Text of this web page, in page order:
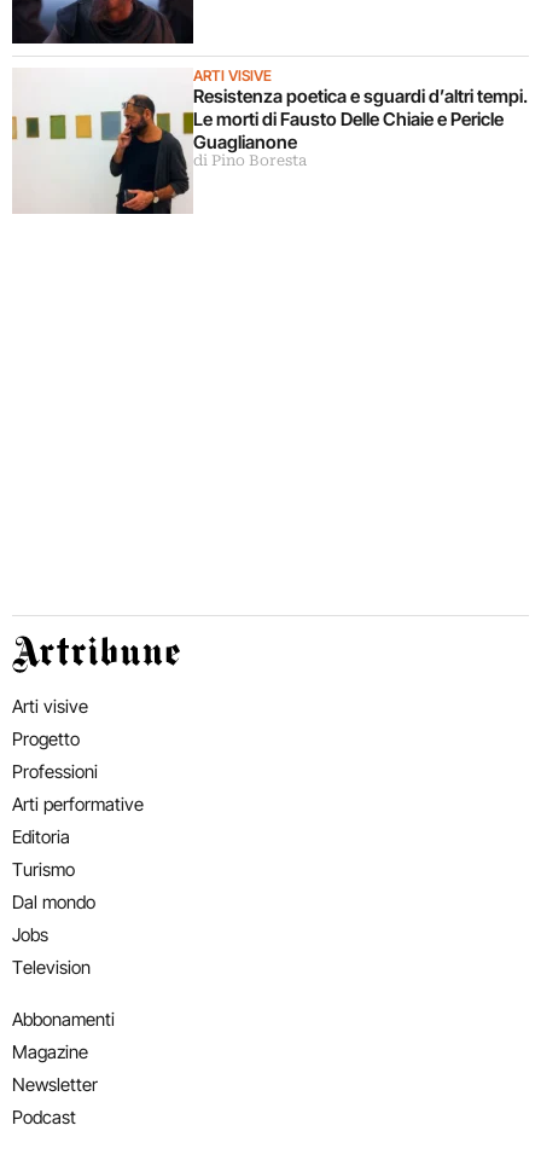
ARTI VISIVE
Resistenza poetica e sguardi d’altri tempi.
Le morti di Fausto Delle Chiaie e Pericle
Guaglianone
di Pino Boresta
Artribune
Arti visive
Progetto
Professioni
Arti performative
Editoria
Turismo
Dal mondo
Jobs
Television
Abbonamenti
Magazine
Newsletter
Podcast